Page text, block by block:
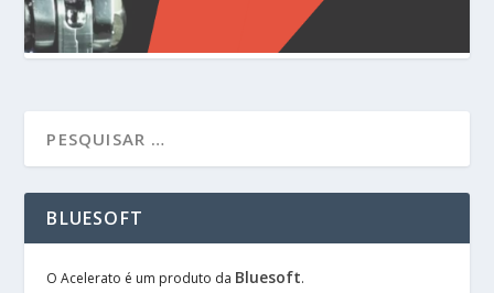
BLUESOFT
O Acelerato é um produto da Bluesoft.